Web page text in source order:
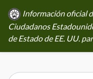
Información oficial
Ciudadanos
de Estado de EE. UU.